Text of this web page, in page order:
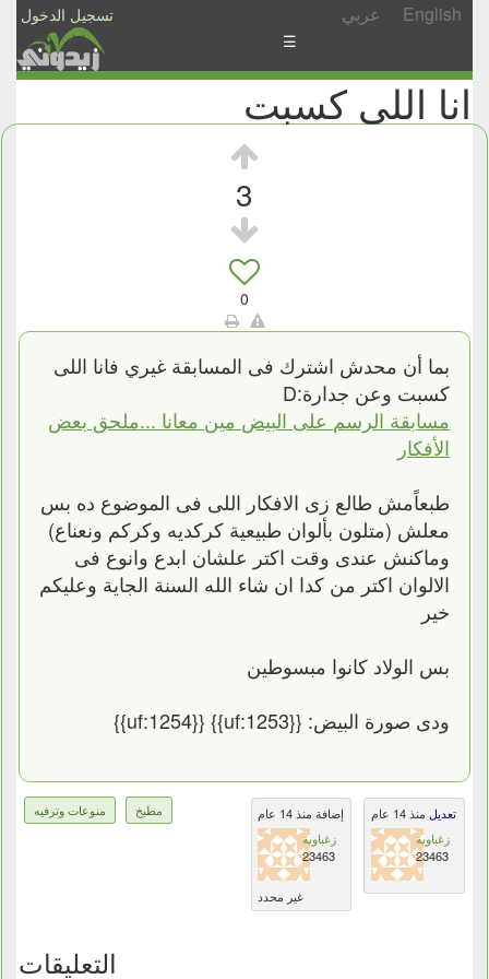
تسجيل الدخول عربي English
الأخبار
الأسئلة
☰
انا اللى كسبت
3
0
بما أن محدش اشترك فى المسابقة غيري فانا اللى
كسبت وعن جدارة:D
مسابقة الرسم على البيض مين معانا ...ملحق بعض
الأفكار
طبعاًمش طالع زى الافكار اللى فى الموضوع ده بس
معلش (متلون بألوان طبيعية كركديه وكركم ونعناع)
وماكنش عندى وقت اكتر علشان ابدع وانوع فى
الالوان اكتر من كدا ان شاء الله السنة الجاية وعليكم
خير
بس الولاد كانوا مبسوطين
ودى صورة البيض: {{uf:1253}} {{uf:1254}}
مطبخ منوعات وترفيه
إضافة منذ 14 عام
زغباوية
23463
غير محدد
تعديل منذ 14 عام
زغباوية
23463
التعليقات